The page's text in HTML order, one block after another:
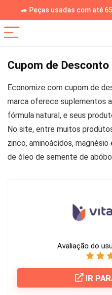
🚙 Peças usadas com até
Cupom de
Economize com cupom de
marca oferece suplementos
fórmula natural, e seus
No site, entre muitos
zinco, aminoácidos,
de óleo de semente de
Avaliação do
IR